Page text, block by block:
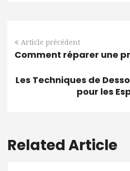
Article précédent
Comment réparer une
Les Techniques de
pour les
Related Article